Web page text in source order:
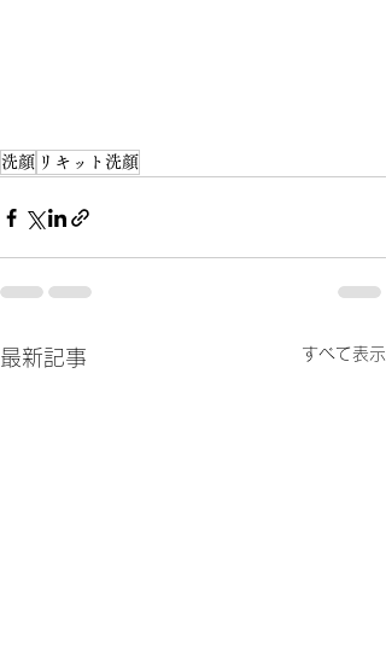
洗顔 リキット洗顔
最新記事 すべて表示